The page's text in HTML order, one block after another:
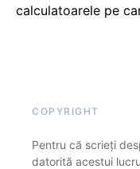
calculatoarele pe
COPYRIGHT
Pentru că scrieți
datorită acestui